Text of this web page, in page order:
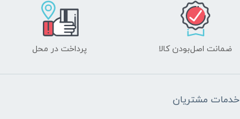
ضمانت اصل‌بودن کالا پرداخت در محل
خدمات مشتریان